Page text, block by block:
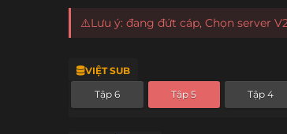
⚠️Lưu ý: đang đứt cáp, Chọn server
VIỆT SUB
Tập 6 Tập 5 Tập 4